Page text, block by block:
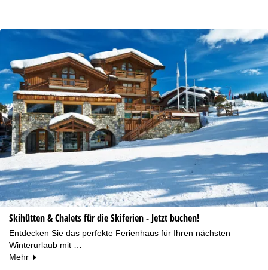
Skihütten & Chalets für die Skiferien - Jetzt buchen!
Entdecken Sie das perfekte Ferienhaus für Ihren nächsten
Winterurlaub mit …
Mehr